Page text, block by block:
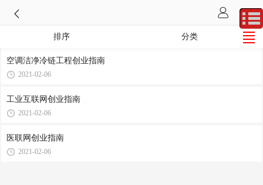
排序 分类
空调洁净冷链工程创业指南
2021-02-06
工业互联网创业指南
2021-02-06
医联网创业指南
2021-02-06